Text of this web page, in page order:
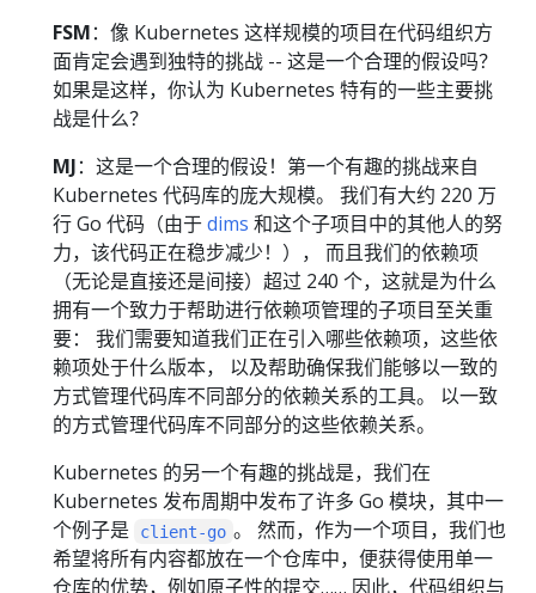
FSM：像 Kubernetes 这样规模的项目在代码组织方
面肯定会遇到独特的挑战 -- 这是一个合理的假设吗？
如果是这样，你认为 Kubernetes 特有的一些主要挑
战是什么？
MJ：这是一个合理的假设！第一个有趣的挑战来自
Kubernetes 代码库的庞大规模。 我们有大约 220 万
行 Go 代码（由于dims 和这个子项目中的其他人的努
力，该代码正在稳步减少！）， 而且我们的依赖项
（无论是直接还是间接）超过 240 个，这就是为什么
拥有一个致力于帮助进行依赖项管理的子项目至关重
要： 我们需要知道我们正在引入哪些依赖项，这些依
赖项处于什么版本， 以及帮助确保我们能够以一致的
方式管理代码库不同部分的依赖关系的工具。 以一致
的方式管理代码库不同部分的这些依赖关系。
Kubernetes 的另一个有趣的挑战是，我们在
Kubernetes 发布周期中发布了许多 Go 模块，其中一
个例子是
client-go 。 然而，作为一个项目，我们也
希望将所有内容都放在一个仓库中，便获得使用单一
仓库的优势，例如原子性的提交…… 因此，代码组织与